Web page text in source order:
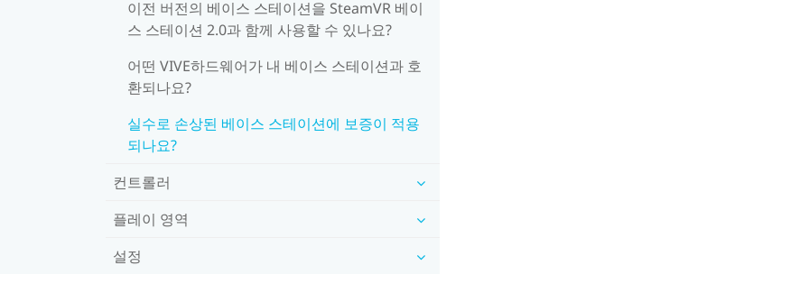
이전 버전의 베이스 스테이션을 SteamVR 베이
스 스테이션 2.0과 함께 사용할 수 있나요?
어떤 VIVE하드웨어가 내 베이스 스테이션과 호
환되나요?
실수로 손상된 베이스 스테이션에 보증이 적용
되나요?
컨트롤러
플레이 영역
설정